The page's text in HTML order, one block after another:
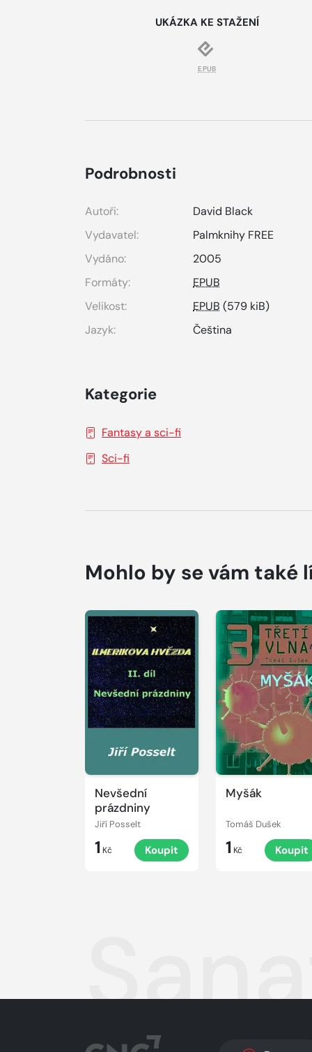
UKÁZKA KE STAŽENÍ
EPUB
Podrobnosti
Autoři:
David Black
Vydavatel:
Palmknihy FREE
Vydáno:
2005
Formáty:
EPUB
Velikost:
EPUB (579 kiB)
Jazyk:
Čeština
Kategorie
Fantasy a sci-fi
Sci-fi
Mohlo by se vám také
Nevšední
prázdniny
Jiří Posselt
1 Kč Koupit
Myšák
Tomáš Dušek
1 Kč Koupit